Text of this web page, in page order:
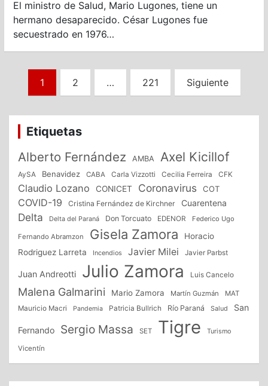
El ministro de Salud, Mario Lugones, tiene un
hermano desaparecido. César Lugones fue
secuestrado en 1976…
Paginación
de
entradas
1 2 … 221 Siguiente
Etiquetas
Alberto Fernández AMBA Axel Kicillof
AySA Benavidez CABA Carla Vizzotti Cecilia Ferreira CFK
Claudio Lozano CONICET Coronavirus COT
COVID-19 Cristina Fernández de Kirchner Cuarentena
Delta Delta del Paraná Don Torcuato EDENOR Federico Ugo
Fernando Abramzon Gisela Zamora
Horacio
Rodriguez Larreta
Incendios Javier Milei Javier Parbst
Juan Andreotti Julio Zamora Luis Cancelo
Malena Galmarini Mario Zamora Martín Guzmán
MAT
Mauricio Macri
Pandemia Patricia Bullrich Río Paraná Salud San
Fernando Sergio Massa SET Tigre Turismo
Vicentín